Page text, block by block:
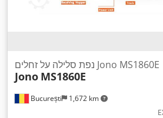
București 1,672 km
נפת סלילה על זחלים Jono MS1860E
Jono MS1860E